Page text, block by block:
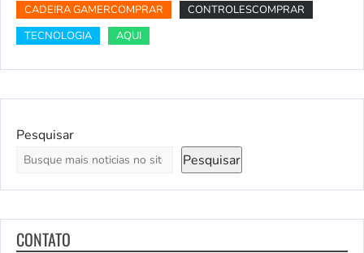
CADEIRA GAMERCOMPRAR
CONTROLESCOMPRAR
TECNOLOGIA
AQUI
Pesquisar
Pesquisar
CONTATO